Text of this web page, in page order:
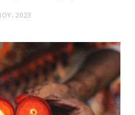
2023